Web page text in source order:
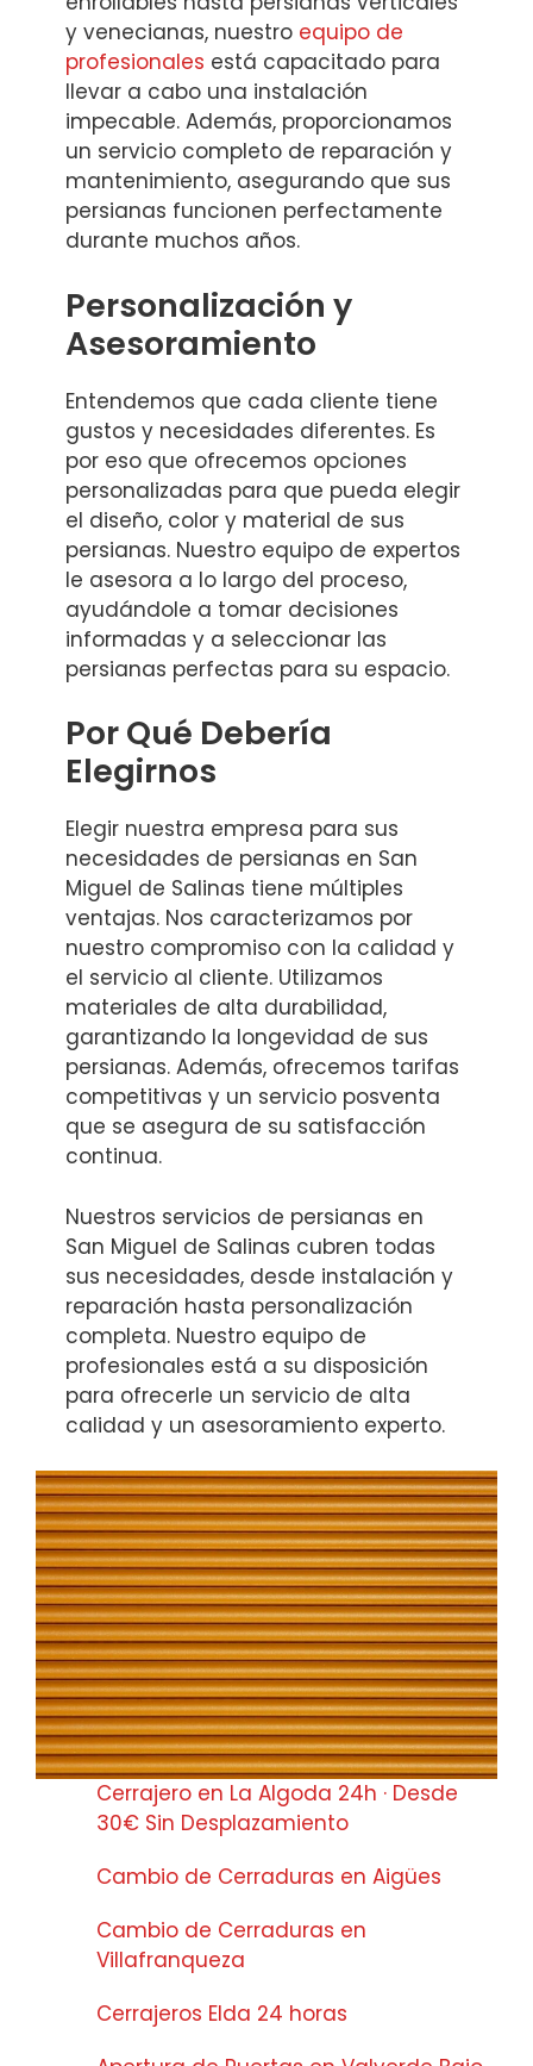
y venecianas, nuestro equipo de
profesionales está capacitado para
llevar a cabo una instalación
impecable. Además, proporcionamos
un servicio completo de reparación y
mantenimiento, asegurando que sus
persianas funcionen perfectamente
durante muchos años.
Personalización y
Asesoramiento
Entendemos que cada cliente tiene
gustos y necesidades diferentes. Es
por eso que ofrecemos opciones
personalizadas para que pueda elegir
el diseño, color y material de sus
persianas. Nuestro equipo de expertos
le asesora a lo largo del proceso,
ayudándole a tomar decisiones
informadas y a seleccionar las
persianas perfectas para su espacio.
Por Qué Debería
Elegirnos
Elegir nuestra empresa para sus
necesidades de persianas en San
Miguel de Salinas tiene múltiples
ventajas. Nos caracterizamos por
nuestro compromiso con la calidad y
el servicio al cliente. Utilizamos
materiales de alta durabilidad,
garantizando la longevidad de sus
persianas. Además, ofrecemos tarifas
competitivas y un servicio posventa
que se asegura de su satisfacción
continua.
Nuestros servicios de persianas en
San Miguel de Salinas cubren todas
sus necesidades, desde instalación y
reparación hasta personalización
completa. Nuestro equipo de
profesionales está a su disposición
para ofrecerle un servicio de alta
calidad y un asesoramiento experto.
Cerrajero en La Algoda 24h · Desde
30€ Sin Desplazamiento
Cambio de Cerraduras en Aigües
Cambio de Cerraduras en
Villafranqueza
Cerrajeros Elda 24 horas